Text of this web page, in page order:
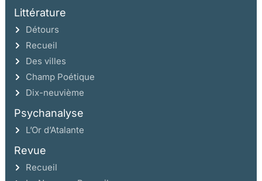
Littérature
Détours
Recueil
Des villes
Champ Poétique
Dix-neuvième
Psychanalyse
L’Or d’Atalante
Revue
Recueil